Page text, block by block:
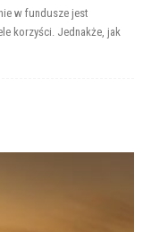
w fundusze jest
korzyści. Jednakże, jak